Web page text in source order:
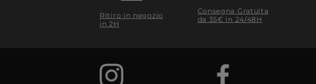
Ritiro in negozio
in 2H
Consegna Gratuita
da 35€​ in 24/48H